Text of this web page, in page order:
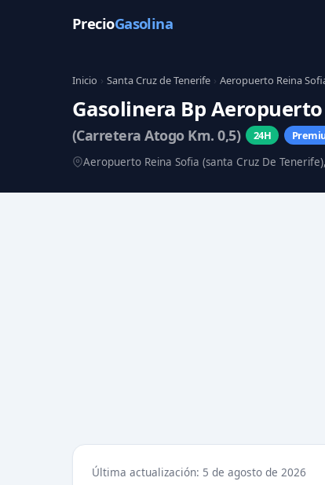
PrecioGasolina
Inicio › Santa Cruz de Tenerife › Aeropuerto Reina
Gasolinera Bp
(Carretera Atogo Km. 0,5) 24H
Aeropuerto Reina Sofia (santa Cruz De
Última actualización: 5 de agosto de 2026